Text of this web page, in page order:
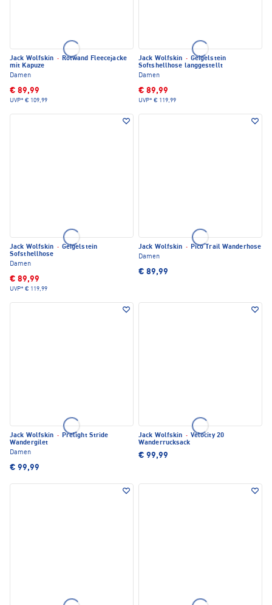
Jack Wolfskin · Rotwand Fleecejacke
mit Kapuze
Damen
€ 89,99
UVP* € 109,99
Jack Wolfskin · Geigelstein
Softshellhose langgestellt
Damen
€ 89,99
UVP* € 119,99
Jack Wolfskin · Geigelstein
Sofsthellhose
Damen
€ 89,99
UVP* € 119,99
Jack Wolfskin · Pico Trail Wanderhose
Damen
€ 89,99
Jack Wolfskin · Prelight Stride
Wandergilet
Damen
€ 99,99
Jack Wolfskin · Velocity 20
Wanderrucksack
€ 99,99